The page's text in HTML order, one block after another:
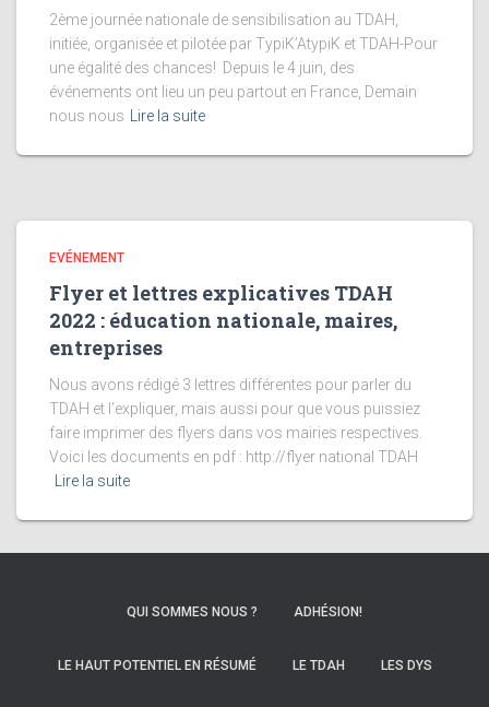
2ème journée nationale de sensibilisation au TDAH,
initiée, organisée et pilotée par TypiK’AtypiK et TDAH-Pour
une égalité des chances! Depuis le 4 juin, des
événements ont lieu un peu partout en France, Demain
nous nous
Lire la suite
EVÉNEMENT
Flyer et lettres explicatives TDAH
2022 : éducation nationale, maires,
entreprises
Nous avons rédigé 3 lettres différentes pour parler du
TDAH et l’expliquer, mais aussi pour que vous puissiez
faire imprimer des flyers dans vos mairies respectives.
Voici les documents en pdf : http://flyer national TDAH
Lire la suite
QUI SOMMES NOUS ? ADHÉSION!
LE HAUT POTENTIEL EN RÉSUMÉ LE TDAH LES DYS